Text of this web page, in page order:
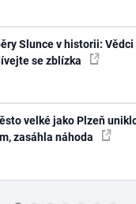
Slunce v historii:
se zblízka
velké jako Plzeň
zasáhla náhoda